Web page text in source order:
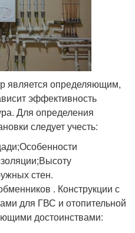
является определяющим,
эффективность
Для определения
следует учесть:
стен.
. Конструкции с
для ГВС и отопительной
достоинствами: